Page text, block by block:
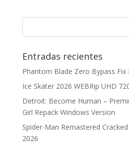
Entradas recientes
Phantom Blade Zero Bypass Fix
Ice Skater 2026 WEBRip UHD
Detroit: Become Human –
Girl Repack Windows Version
Spider-Man Remastered
2026